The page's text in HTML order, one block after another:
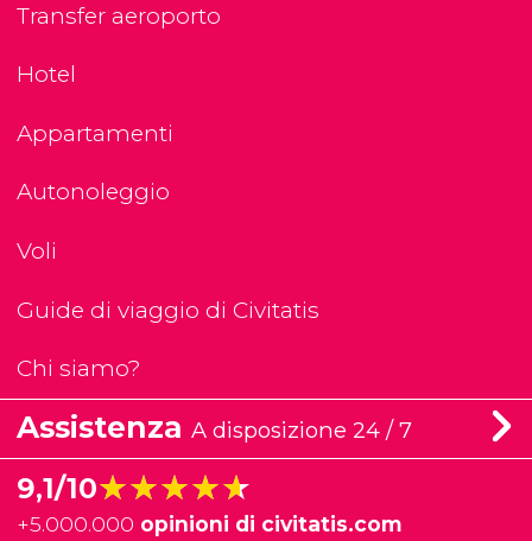
Transfer aeroporto
Hotel
Appartamenti
Autonoleggio
Voli
Guide di viaggio di Civitatis
Chi siamo?
Assistenza A disposizione 24 / 7
9,1/10★★★★★
★★★★★
+5.000.000 opinioni di civitatis.com